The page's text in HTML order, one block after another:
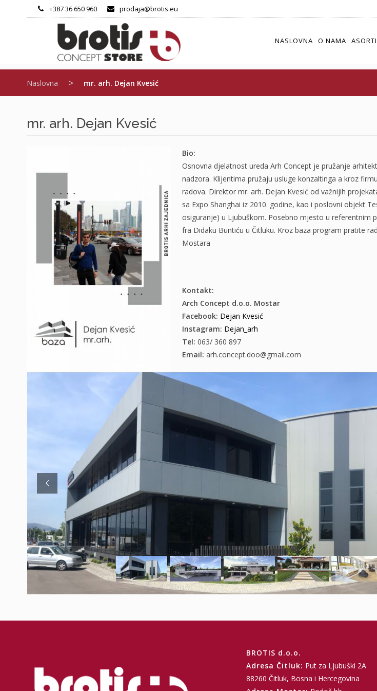
+387 36 650 960 prodaja@brotis.eu
NASLOVNA O NAMA
Naslovna > mr. arh. Dejan Kvesić
mr. arh. Dejan Kvesić
Bio:
Osnovna djelatnost ureda Arh Concept je pružanje
nadzora. Klijentima pružaju usluge konzaltinga a kroz
radova. Direktor mr. arh. Dejan Kvesić od važnijih
sa Expo Shanghai iz 2010. godine, kao i poslovni objekt
osiguranje) u Ljubuškom. Posebno mjesto u referentnim
fra Didaku Buntiću u Čitluku. Kroz baza program pratite
Mostara
Kontakt:
Arch Concept d.o.o. Mostar
Facebook: Dejan Kvesić
Instagram: Dejan_arh
Tel: 063/ 360 897
Email: arh.concept.doo@gmail.com
BROTIS d.o.o.
Adresa Čitluk: Put za Ljubuški 2A
88260 Čitluk, Bosna i Hercegovina